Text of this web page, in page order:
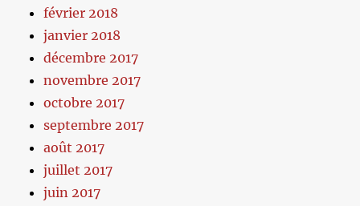
février 2018
janvier 2018
décembre 2017
novembre 2017
octobre 2017
septembre 2017
août 2017
juillet 2017
juin 2017